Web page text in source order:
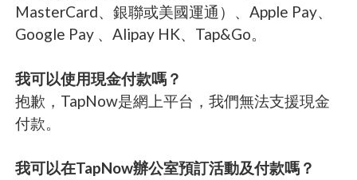
MasterCard、銀聯或美國運通）、Apple Pay、
Google Pay 、Alipay HK、Tap&Go。
我可以使用現金付款嗎？
抱歉，TapNow是網上平台，我們無法支援現金
付款。
我可以在TapNow辦公室預訂活動及付款嗎？